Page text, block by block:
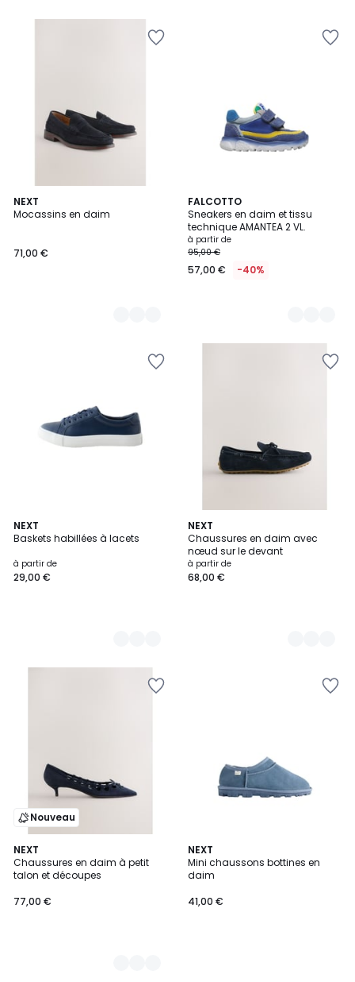
NEXT
Mocassins en daim
71,00 €
2
Couleurs
FALCOTTO
Sneakers en daim et tissu
technique AMANTEA 2 VL.
à partir de
95,00 €
57,00 € -40%
3
Couleurs
NEXT
Baskets habillées à lacets
à partir de
29,00 €
4
Couleurs
NEXT
Chaussures en daim avec
nœud sur le devant
à partir de
68,00 €
3
Couleurs
Nouveau
NEXT
Chaussures en daim à petit
talon et découpes
77,00 €
2
Couleurs
NEXT
Mini chaussons bottines en
daim
41,00 €